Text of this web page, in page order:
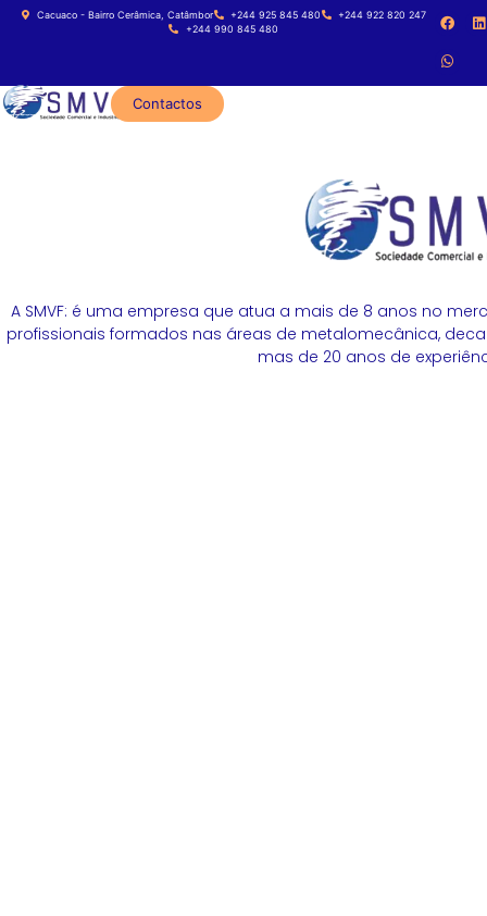
Cacuaco - Bairro Cerâmica, Catâmbor +244 925 845 480
+244 922 820 247
+244 990 845 480
Contactos
A SMVF: é uma empresa que atua a mais de 8 anos no
profissionais formados nas áreas de metalomecânica,
mas de 20 anos de